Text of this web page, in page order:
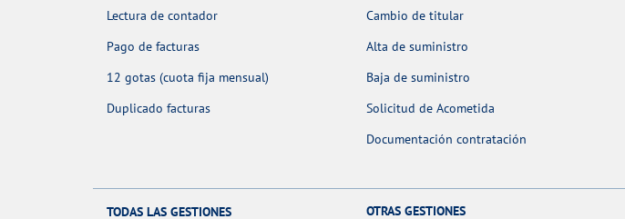
Lectura de contador
Pago de facturas
12 gotas (cuota fija mensual)
Duplicado facturas
Cambio de titular
Alta de suministro
Baja de suministro
Solicitud de Acometida
Documentación contratación
TODAS LAS GESTIONES
OTRAS GESTIONES